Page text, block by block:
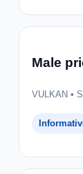
Male
VULKAN •